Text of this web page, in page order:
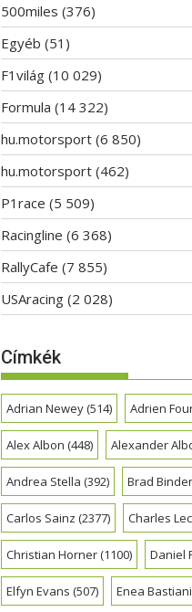
500miles (376)
Egyéb (51)
F1világ (10 029)
Formula (14 322)
hu.motorsport (6 850)
hu.motorsport (462)
P1race (5 509)
Racingline (6 368)
RallyCafe (7 855)
USAracing (2 028)
Címkék
Adrian Newey(514) Adrien
Alex Albon (448) Alexander
Andrea Stella (392) Brad Binder
Carlos Sainz (2377) Charles
Christian Horner(1100) Daniel
Elfyn Evans (507) Enea